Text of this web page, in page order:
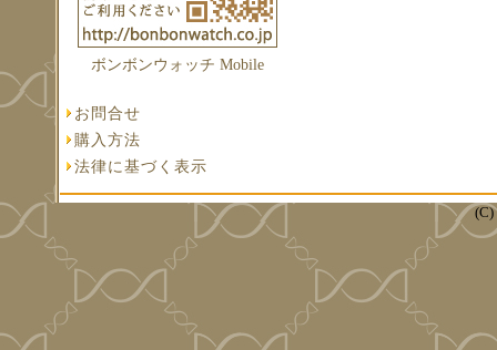
ボンボンウォッチ Mobile
お問合せ
購入方法
法律に基づく表示